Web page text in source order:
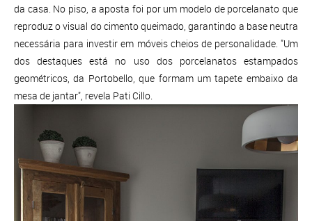
da casa. No piso, a aposta foi por um modelo de porcelanato que
reproduz o visual do cimento queimado, garantindo a base neutra
necessária para investir em móveis cheios de personalidade. "Um
dos destaques está no uso dos porcelanatos estampados
geométricos, da Portobello, que formam um tapete embaixo da
mesa de jantar", revela Pati Cillo.